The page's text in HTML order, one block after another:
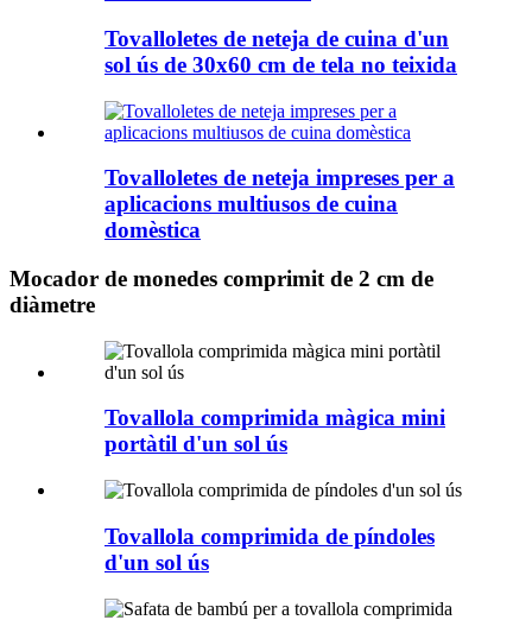
Tovalloletes de neteja de cuina d'un
sol ús de 30x60 cm de tela no teixida
Tovalloletes de neteja impreses per a
aplicacions multiusos de cuina
domèstica
Mocador de monedes comprimit de 2 cm de
diàmetre
Tovallola comprimida màgica mini
portàtil d'un sol ús
Tovallola comprimida de píndoles
d'un sol ús